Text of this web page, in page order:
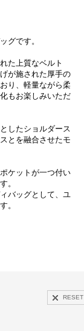
グです。
た上質なベルト
が施された厚手の
り、軽量ながら柔
もお楽しみいただ
したショルダース
とを融合させたモ
ケットが一つ付い
。
バッグとして、ユ
。
RESET